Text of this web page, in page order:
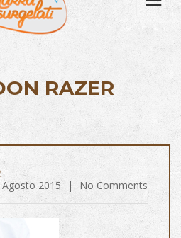
RAZER
Agosto 2015 | No Comments